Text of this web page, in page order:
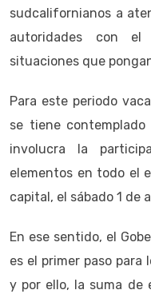
sudcalifornianos a
autoridades con
situaciones que
Para este periodo
se tiene
involucra la
elementos en todo el
capital, el sábado 1 de
En ese sentido, el
es el primer paso
y por ello, la suma de